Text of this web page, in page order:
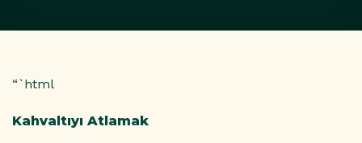
“`html
Kahvaltıyı Atlamak